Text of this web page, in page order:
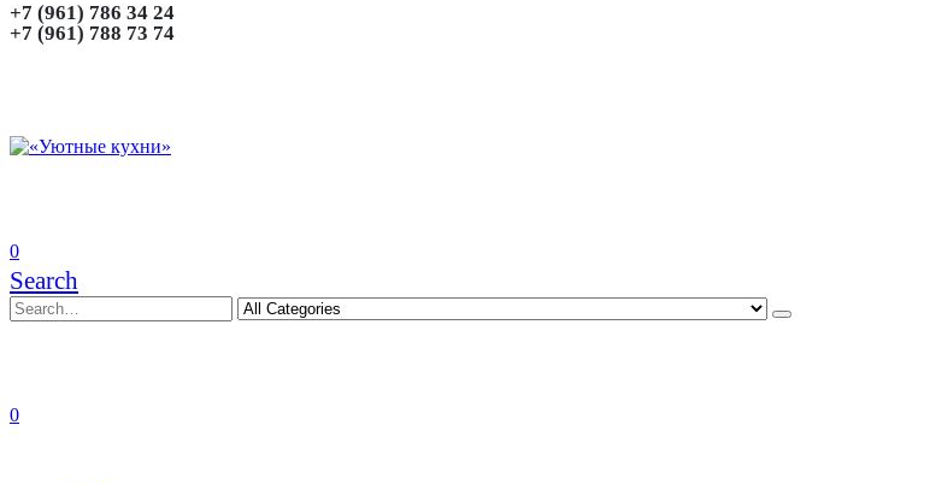
+7 (961) 786 34 24
+7 (961) 788 73 74
0
Search
0